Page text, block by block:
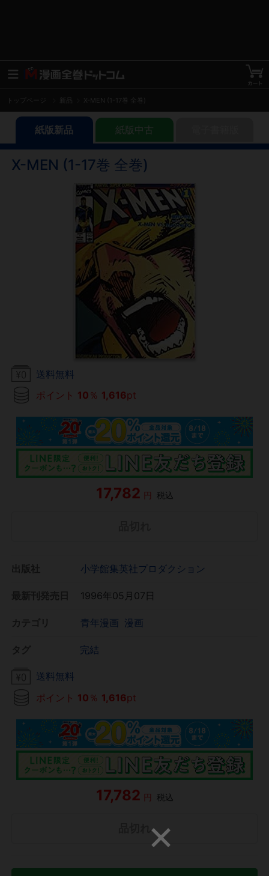
トップページ X-MEN (1-17巻 全巻)
紙版新品 紙版中古
X-MEN (1-17巻 全巻)
送料無料
ポイント 10 ％ 1,616pt
17,782 円 税込
小学館集英社プロダクション
1996年05月07日
青年漫画 漫画
完結
送料無料
ポイント 10 ％ 1,616pt
17,782 円 税込